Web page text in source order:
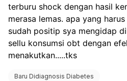
terburu shock dengan hasil
merasa lemas. apa yang
sudah positip sya mengidap
sellu konsumsi obt dengan
menakutkan.....tks
Baru Didiagnosis Diabetes